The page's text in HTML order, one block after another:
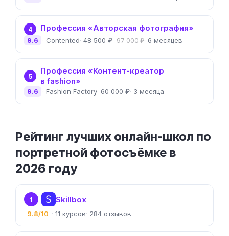
4 Профессия «Авторская фотография»
Contented 48 500 ₽ 97 000 ₽ 6 месяцев
9.6
5
Профессия «Контент-креатор
в fashion»
Fashion Factory 60 000 ₽ 3 месяца
9.6
Рейтинг лучших онлайн-школ по
портретной фотосъёмке в
2026 году
1 Skillbox
9.8/10 11 284